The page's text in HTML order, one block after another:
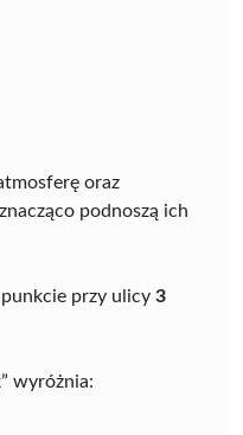
oraz
podnoszą ich
przy ulicy 3
wyróżnia: